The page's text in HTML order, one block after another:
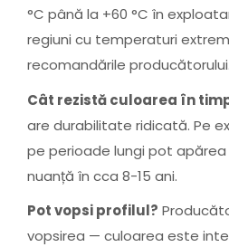
°C până la +60 °C în
regiuni cu temperaturi
recomandările producătorului.
Cât rezistă culoarea în
are durabilitate ridicată. Pe
pe perioade lungi pot apărea
nuanță în cca 8-15 ani.
Pot vopsi profilul?
vopsirea — culoarea este